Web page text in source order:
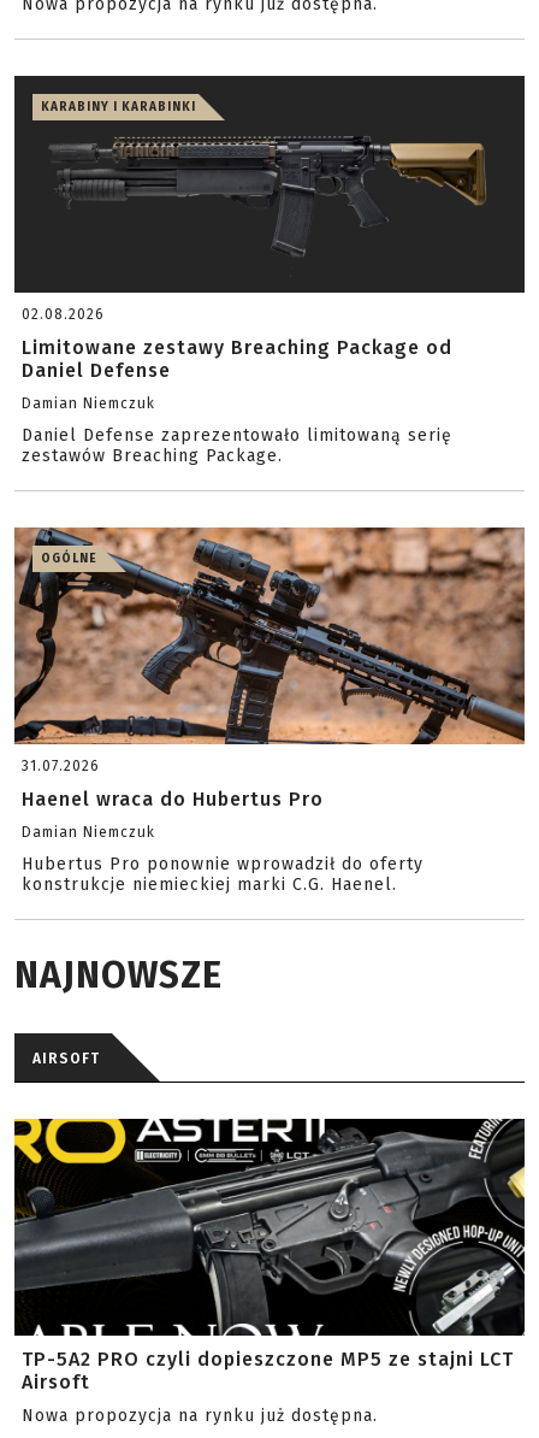
Nowa propozycja na rynku już dostępna.
KARABINY I KARABINKI
02.08.2026
Limitowane zestawy Breaching Package od
Daniel Defense
Damian Niemczuk
Daniel Defense zaprezentowało limitowaną serię
zestawów Breaching Package.
OGÓLNE
31.07.2026
Haenel wraca do Hubertus Pro
Damian Niemczuk
Hubertus Pro ponownie wprowadził do oferty
konstrukcje niemieckiej marki C.G. Haenel.
NAJNOWSZE
AIRSOFT
TP-5A2 PRO czyli dopieszczone MP5 ze stajni LCT
Airsoft
Nowa propozycja na rynku już dostępna.